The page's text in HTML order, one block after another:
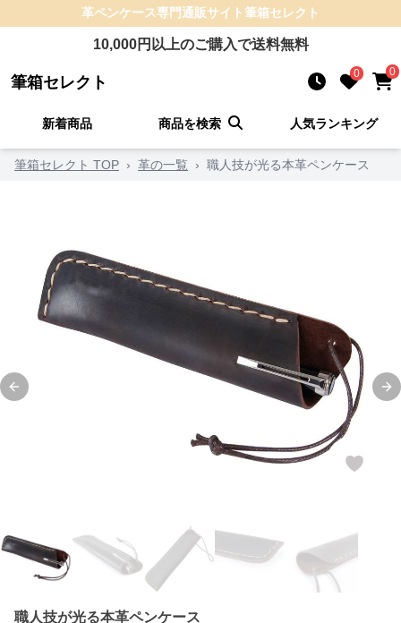
革ペンケース専門通販サイト筆箱セレクト
10,000円以上のご購入で送料無料
筆箱セレクト 0 0
新着商品 商品を検索 人気ランキング
筆箱セレクト TOP › 革の一覧 › 職人技が光る本革ペンケース
Previous slide
職人技が光る本革ペンケース